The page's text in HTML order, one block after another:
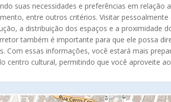
suas necessidades e preferências em
entre outros critérios. Visitar
a distribuição dos espaços e a proximidade
também é importante para que ele possa
Com essas informações, você estará mais
centro cultural, permitindo que você aproveite